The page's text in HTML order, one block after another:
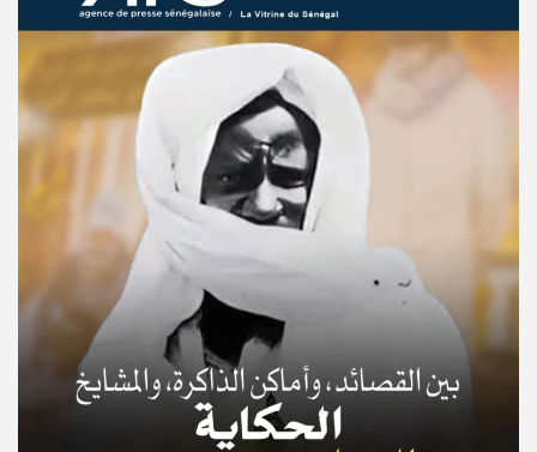
© Copyright 2025, APS